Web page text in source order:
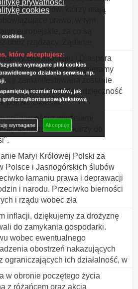
prywatności
cookies
cookies.
które akceptujesz:
wymagane pliki cookies
działania serwisu, np.
rozmiar fontów, jak
graficzną/kontrastową/tekstową
wymagane Akceptuję
sędziów, którzy mają
prawo, w tym
europejskie, za co są
obóz rządzący. Żądanie
Białegostoku i Diaspora
pod nazwą «Wspieramy
zamanifestowana zostanie
a także wyrażona wdzięczność
pomoc Ukrainie
solidarności z więźniami
dopuszczenia lekarzy do
Maryi Królowej Polski za
Polsce i Jasnogórskich ślubów
łamaniu prawa i deprawacji
i narodu. Przeciwko bierności
i rządu wobec zła
inflacji, dziękujemy za drożyznę
do zamykania gospodarki.
wobec ewentualnego
obostrzeń nakazujących
ograniczających ich działalność, w
w obronie poczętego życia
z różańcem oraz akcja